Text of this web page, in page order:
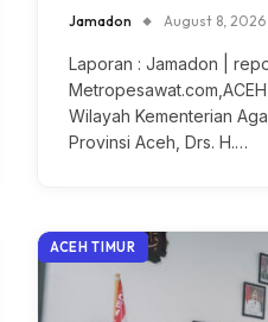
Jamadon August 8, 2026
Laporan : Jamadon |
Wilayah Kementerian
Provinsi Aceh, Drs. H.…
ACEH TIMUR